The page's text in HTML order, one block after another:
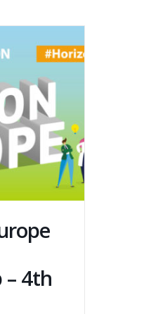
– 4th